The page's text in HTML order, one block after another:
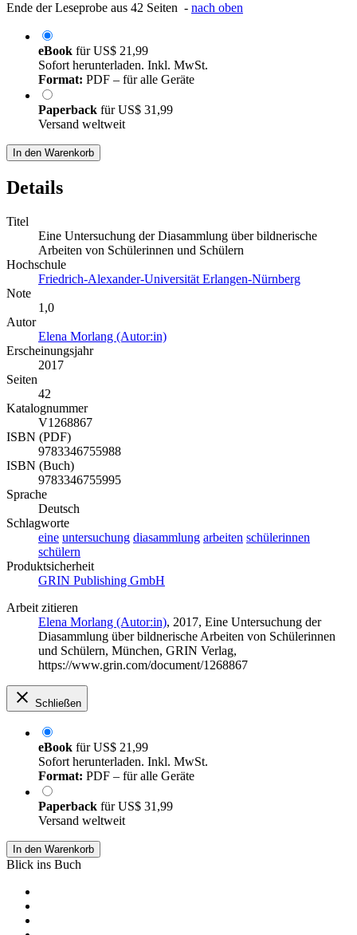
Ende der Leseprobe aus 42 Seiten - nach oben
eBook fürUS$ 21,99
Sofort herunterladen. Inkl. MwSt.
Format: PDF – für alle Geräte
Paperback fürUS$ 31,99
Versand weltweit
In den Warenkorb
Details
Titel
Eine Untersuchung der Diasammlung über bildnerische
Arbeiten von Schülerinnen und Schülern
Hochschule
Friedrich-Alexander-Universität Erlangen-Nürnberg
Note
1,0
Autor
Elena Morlang (Autor:in)
Erscheinungsjahr
2017
Seiten
42
Katalognummer
V1268867
ISBN (PDF)
9783346755988
ISBN (Buch)
9783346755995
Sprache
Deutsch
Schlagworte
eine untersuchung diasammlung arbeiten schülerinnen
schülern
Produktsicherheit
GRIN Publishing GmbH
Arbeit zitieren
Elena Morlang (Autor:in), 2017, Eine Untersuchung der
Diasammlung über bildnerische Arbeiten von Schülerinnen
und Schülern, München, GRIN Verlag,
https://www.grin.com/document/1268867
Schließen
eBook fürUS$ 21,99
Sofort herunterladen. Inkl. MwSt.
Format: PDF – für alle Geräte
Paperback fürUS$ 31,99
Versand weltweit
In den Warenkorb
Blick ins Buch